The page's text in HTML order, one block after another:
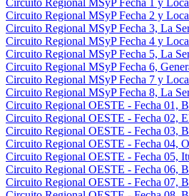
Circuito Regional MSyP Fecha 1 y
Circuito Regional MSyP Fecha 2 y
Circuito Regional MSyP Fecha 3, La
Circuito Regional MSyP Fecha 4 y
Circuito Regional MSyP Fecha 5, La
Circuito Regional MSyP Fecha 6,
Circuito Regional MSyP Fecha 7 y
Circuito Regional MSyP Fecha 8, La
Circuito Regional OESTE - Fecha 01,
Circuito Regional OESTE - Fecha 02,
Circuito Regional OESTE - Fecha 03,
Circuito Regional OESTE - Fecha 04,
Circuito Regional OESTE - Fecha 05,
Circuito Regional OESTE - Fecha 06,
Circuito Regional OESTE - Fecha 07,